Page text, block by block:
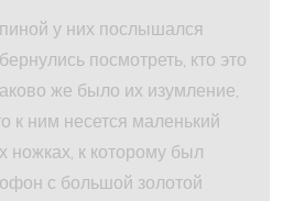
у них послышался
посмотреть, кто это
же было их изумление,
к ним несется маленький
ножках, к которому был
с большой золотой